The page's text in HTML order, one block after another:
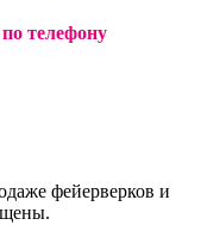
телефону
фейерверков и